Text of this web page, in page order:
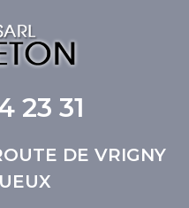
23 31
DE VRIGNY